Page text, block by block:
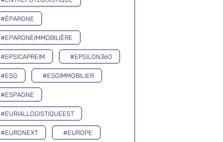
#ÉPARGNE
#EPARGNEIMMOBILIÈRE
#EPSICAPREIM #EPSILON360
#ESG #ESGIMMOBILIER
#ESPAGNE
#EURIALLOGISTIQUEEST
#EURONEXT #EUROPE